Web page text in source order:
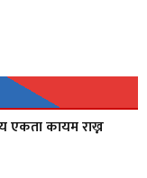
एकता कायम राख्न